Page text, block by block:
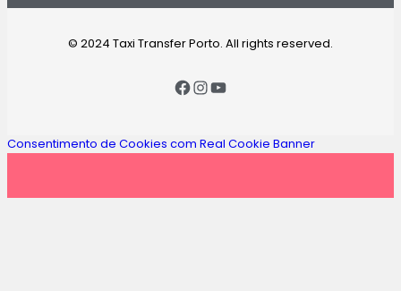
© 2024 Taxi Transfer Porto. All rights reserved.
Consentimento de Cookies com Real Cookie Banner